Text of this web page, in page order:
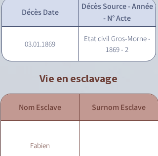
Décès Date
Décès Source - Année
- N° Acte
03.01.1869
Etat civil Gros-Morne -
1869 - 2
Vie en esclavage
Nom Esclave Surnom Esclave
Fabien